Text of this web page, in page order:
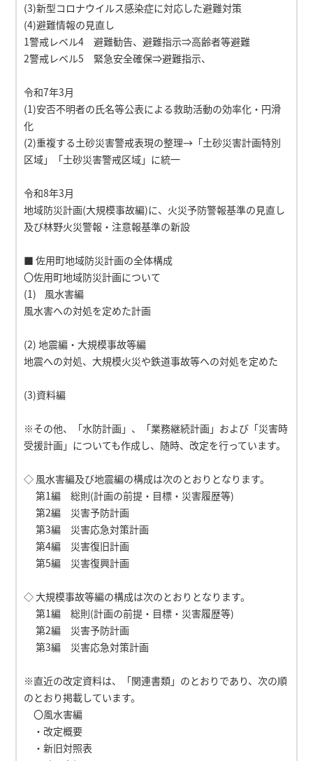
(3)新型コロナウイルス感染症に対応した避難対策
(4)避難情報の見直し
1警戒レベル4 避難勧告、避難指示⇒高齢者等避難
2警戒レベル5 緊急安全確保⇒避難指示、
令和7年3月
(1)安否不明者の氏名等公表による救助活動の効率化・円滑
化
(2)重複する土砂災害警戒表現の整理→「土砂災害計画特別
区域」「土砂災害警戒区域」に統一
令和8年3月
地域防災計画(大規模事故編)に、火災予防警報基準の見直し
及び林野火災警報・注意報基準の新設
■ 佐用町地域防災計画の全体構成
〇佐用町地域防災計画について
(1) 風水害編
風水害への対処を定めた計画
(2) 地震編・大規模事故等編
地震への対処、大規模火災や鉄道事故等への対処を定めた
(3)資料編
※その他、「水防計画」、「業務継続計画」および「災害時
受援計画」についても作成し、随時、改定を行っています。
◇ 風水害編及び地震編の構成は次のとおりとなります。
第1編 総則(計画の前提・目標・災害履歴等)
第2編 災害予防計画
第3編 災害応急対策計画
第4編 災害復旧計画
第5編 災害復興計画
◇ 大規模事故等編の構成は次のとおりとなります。
第1編 総則(計画の前提・目標・災害履歴等)
第2編 災害予防計画
第3編 災害応急対策計画
※直近の改定資料は、「関連書類」のとおりであり、次の順
のとおり掲載しています。
〇風水害編
・改定概要
・新旧対照表